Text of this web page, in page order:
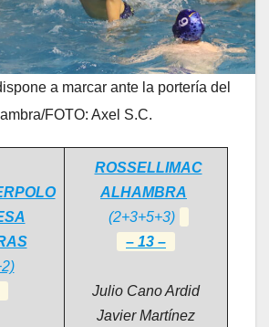
a marcar ante la portería del
FOTO: Axel S.C.
ROSSELLIMAC
ALHAMBRA
(2+3+5+3)
– 13 –
Julio Cano Ardid
Javier Martínez